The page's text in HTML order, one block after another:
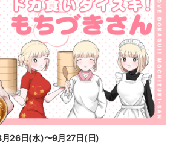
26日(水)〜9月27日(日)